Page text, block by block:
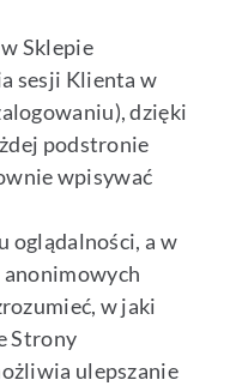
Sklepie
sesji Klienta w
dzięki
podstronie
wpisywać
oglądalności, a w
w jaki
Strony
ulepszanie